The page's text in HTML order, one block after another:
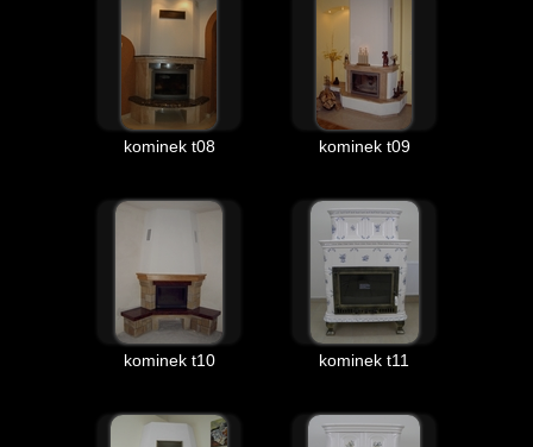
kominek t08 kominek t09
kominek t10 kominek t11